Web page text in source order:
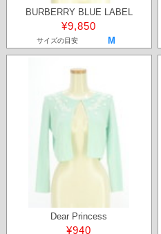
BURBERRY BLUE LABEL
¥9,850
サイズの目安 M
Dear Princess
¥940